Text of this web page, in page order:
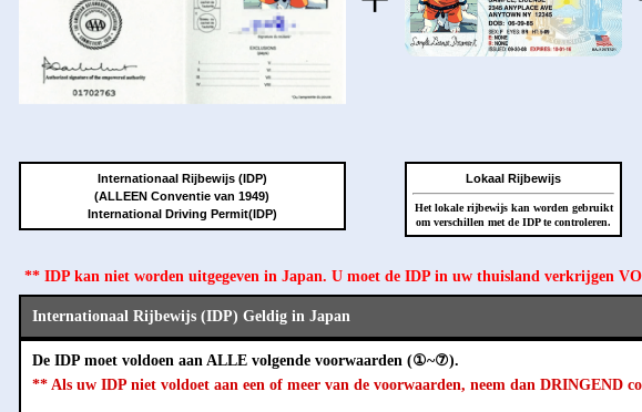
Internationaal Rijbewijs (IDP)
(ALLEEN Conventie van 1949)
International Driving Permit(IDP)
Lokaal Rijbewijs
Het lokale rijbewijs kan worden gebruikt
om verschillen met de IDP te controleren.
** IDP kan niet worden uitgegeven in Japan. U moet de IDP in uw thuisland verkrijgen
Internationaal Rijbewijs (IDP) Geldig in Japan
De IDP moet voldoen aan ALLE volgende voorwaarden (①~⑦).
** Als uw IDP niet voldoet aan een of meer van de voorwaarden, neem dan DRINGEND